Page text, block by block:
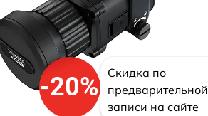
-20%
Скидка по
предварительной
записи на сайте